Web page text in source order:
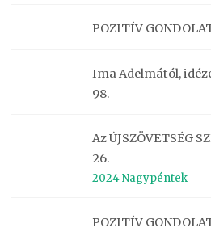
POZITÍV
Ima Adelmától,
98.
Az ÚJSZÖVETSÉG
26.
2024 Nagypéntek
POZITÍV